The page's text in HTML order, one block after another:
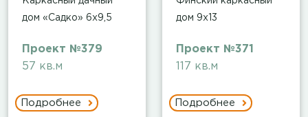
дом «Садко» 6х9,5
Проект №379
57 кв.м
Подробнее
дом 9х13
Проект №371
117 кв.м
Подробнее